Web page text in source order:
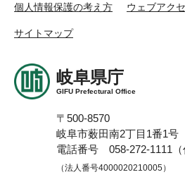
個人情報保護の考え方 ウェブアク
サイトマップ
岐阜県庁
GIFU Prefectural Office
〒500-8570
岐阜市薮田南2丁目1番1号
電話番号 058-272-1111（
（法人番号4000020210005）